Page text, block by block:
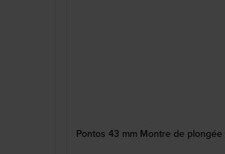
Pontos 43 mm Montre de